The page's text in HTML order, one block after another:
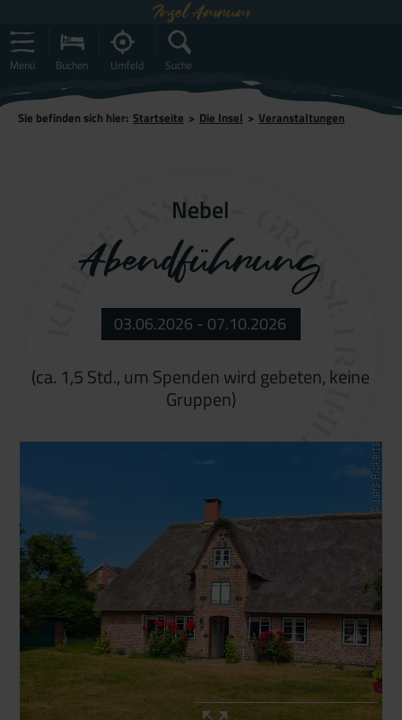
Menü Buchen Umfeld Suche
Insel Amrum
Sie befinden sich hier: Startseite > Die Insel > Veranstaltungen
Nebel
Abendführung
03.06.2026 - 07.10.2026
(ca. 1,5 Std., um Spenden wird gebeten, keine
Gruppen)
© Lars Rickerts